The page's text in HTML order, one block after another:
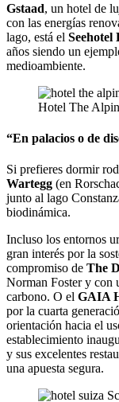
Gstaad, un hotel de
con las energías
lago, está el Seehotel
años siendo un
medioambiente.
Hotel The
“En palacios o de
Si prefieres dormir
Wartegg (en
junto al lago
biodinámica.
Incluso los entornos
gran interés por la
compromiso de The
Norman Foster y con
carbono. O el GAIA
por la cuarta
orientación hacia el
establecimiento
y sus excelentes
una apuesta segura.